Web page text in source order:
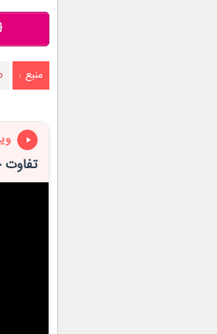
منبع :
تفاوت